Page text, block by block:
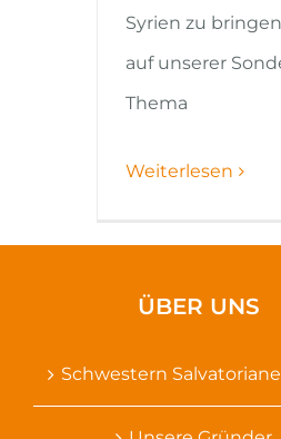
Syrien zu
auf unserer
Thema
Weiterlesen
ÜBER UNS
Schwestern